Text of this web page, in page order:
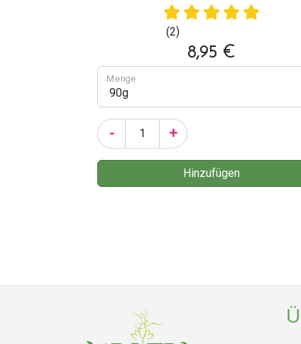
(2)
8,95 €
Menge
- +